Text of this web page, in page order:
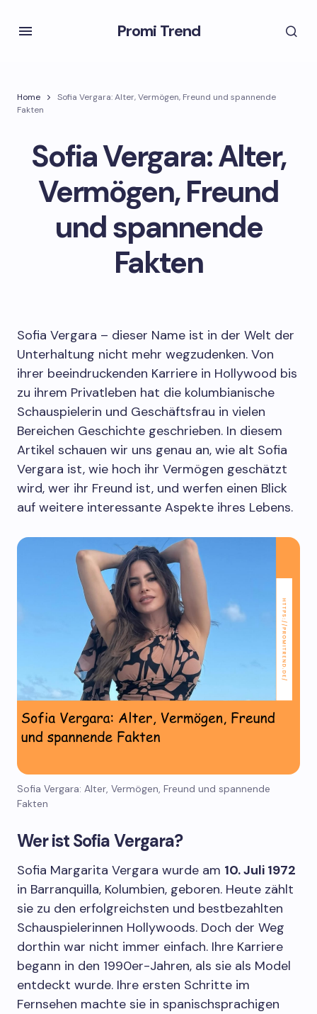
Promi Trend
Home
Sofia Vergara: Alter, Vermögen, Freund und spannende
Fakten
Sofia Vergara: Alter,
Vermögen, Freund
und spannende
Fakten
Sofia Vergara – dieser Name ist in der Welt der
Unterhaltung nicht mehr wegzudenken. Von
ihrer beeindruckenden Karriere in Hollywood bis
zu ihrem Privatleben hat die kolumbianische
Schauspielerin und Geschäftsfrau in vielen
Bereichen Geschichte geschrieben. In diesem
Artikel schauen wir uns genau an, wie alt Sofia
Vergara ist, wie hoch ihr Vermögen geschätzt
wird, wer ihr Freund ist, und werfen einen Blick
auf weitere interessante Aspekte ihres Lebens.
Sofia Vergara: Alter, Vermögen, Freund und spannende
Fakten
Wer ist Sofia Vergara?
Sofia Margarita Vergara wurde am 10. Juli 1972
in Barranquilla, Kolumbien, geboren. Heute zählt
sie zu den erfolgreichsten und bestbezahlten
Schauspielerinnen Hollywoods. Doch der Weg
dorthin war nicht immer einfach. Ihre Karriere
begann in den 1990er-Jahren, als sie als Model
entdeckt wurde. Ihre ersten Schritte im
Fernsehen machte sie in spanischsprachigen